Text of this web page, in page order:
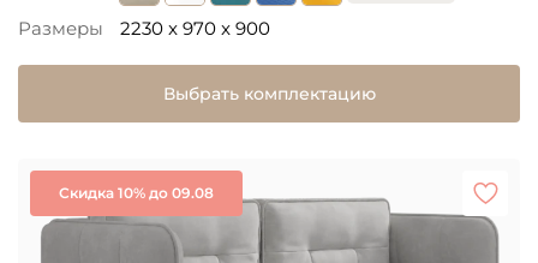
Размеры 2230 x 970 x 900
Выбрать комплектацию
Скидка 10% до 09.08